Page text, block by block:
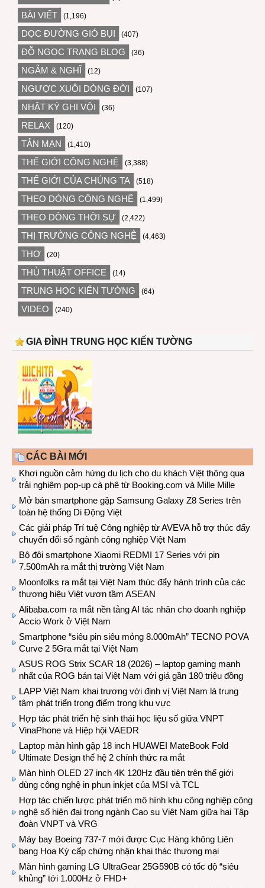
BÀI VIẾT (1,196)
DỌC ĐƯỜNG GIÓ BỤI (407)
ĐỖ NGỌC TRANG BLOG (36)
NGẪM & NGHĨ (12)
NGƯỢC XUÔI DÒNG ĐỜI (107)
NHẬT KÝ GHI VỘI (36)
RELAX (120)
TẢN MẠN (1,410)
THẾ GIỚI CÔNG NGHỆ (3,388)
THẾ GIỚI CỦA CHÚNG TA (518)
THEO DÒNG CÔNG NGHỆ (1,499)
THEO DÒNG THỜI SỰ (2,422)
THỊ TRƯỜNG CÔNG NGHỆ (4,463)
THƠ (20)
THỦ THUẬT OFFICE (14)
TRUNG HỌC KIẾN TƯỜNG (64)
VIDEO (240)
GIA ĐÌNH TRUNG HỌC KIẾN TƯỜNG
CÁC BÀI MỚI
Khơi nguồn cảm hứng du lịch cho du khách Việt thông qua
trải nghiệm pop-up cà phê từ Booking.com và Mille Mille
Mở bán smartphone gập Samsung Galaxy Z8 Series trên
toàn hệ thống Di Động Việt
Các giải pháp Trí tuệ Công nghiệp từ AVEVA hỗ trợ thúc đẩy
chuyển đổi số ngành công nghiệp Việt Nam
Bộ đôi smartphone Xiaomi REDMI 17 Series với pin
7.500mAh ra mắt thị trường Việt Nam
Moonfolks ra mắt tại Việt Nam thúc đẩy hành trình của các
thương hiệu Việt vươn tầm ASEAN
Alibaba.com ra mắt nền tảng AI tác nhân cho doanh nghiệp
Accio Work ở Việt Nam
Smartphone “siêu pin siêu mỏng 8.000mAh” TECNO POVA
Curve 2 5Gra mắt tại Việt Nam
ASUS ROG Strix SCAR 18 (2026) – laptop gaming mạnh
nhất của ROG bán tại Việt Nam với giá gần 180 triệu đồng
LAPP Việt Nam khai trương với định vị Việt Nam là trung
tâm phát triển trọng điểm trong khu vực
Hợp tác phát triển hệ sinh thái học liệu số giữa VNPT
VinaPhone và Hiệp hội VAEDR
Laptop màn hình gập 18 inch HUAWEI MateBook Fold
Ultimate Design thế hệ 2 chính thức ra mắt
Màn hình OLED 27 inch 4K 120Hz đầu tiên trên thế giới
dùng công nghệ in phun inkjet của MSI và TCL
Hợp tác chiến lược phát triển mô hình khu công nghiệp công
nghệ số hiện đại trong ngành Cao su Việt Nam giữa hai Tập
đoàn VNPT và VRG
Máy bay Boeing 737-7 mới được Cục Hàng không Liên
bang Hoa Kỳ cấp chứng nhận khai thác thương mại
Màn hình gaming LG UltraGear 25G590B có tốc độ “siêu
khủng” tới 1.000Hz ở FHD+